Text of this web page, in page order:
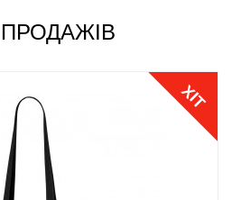
ПРОДАЖІВ
ХІТ